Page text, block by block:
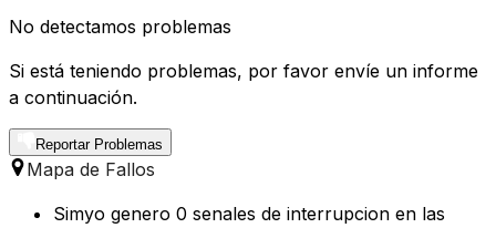
No detectamos problemas
Si está teniendo problemas, por favor envíe un informe
a continuación.
Reportar Problemas
Mapa de Fallos
Simyo genero 0 senales de interrupcion en las